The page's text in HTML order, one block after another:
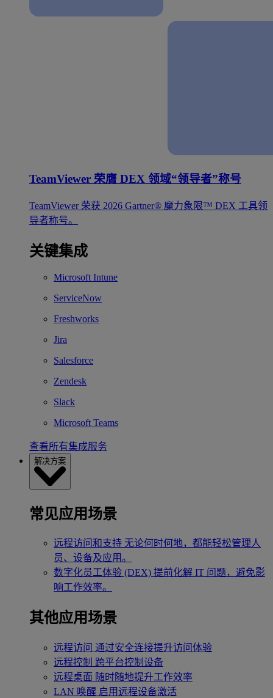
TeamViewer 荣膺 DEX 领域“领导者”称号
TeamViewer 荣获 2026 Gartner® 魔力象限™ DEX 工具领
导者称号。
关键集成
Microsoft Intune
ServiceNow
Freshworks
Jira
Salesforce
Zendesk
Slack
Microsoft Teams
查看所有集成服务
解决方案
常见应用场景
远程访问和支持 无论何时何地，都能轻松管理人
员、设备及应用。
数字化员工体验 (DEX) 提前化解 IT 问题，避免影
响工作效率。
其他应用场景
远程访问 通过安全连接提升访问体验
远程控制 跨平台控制设备
远程桌面 随时随地提升工作效率
LAN 唤醒 启用远程设备激活